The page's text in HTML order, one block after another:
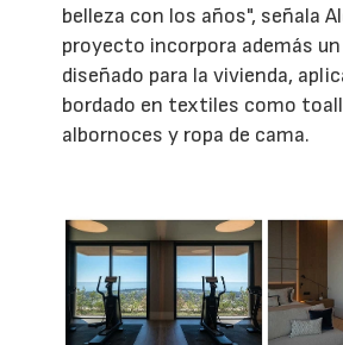
belleza con los años", señala
proyecto incorpora además
diseñado para la vivienda,
bordado en textiles como
albornoces y ropa de cama.